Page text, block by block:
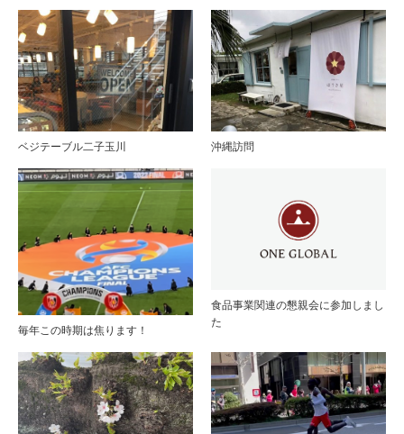
ベジテーブル二子玉川 沖縄訪問
毎年この時期は焦ります！
食品事業関連の懇親会に参加しまし
た